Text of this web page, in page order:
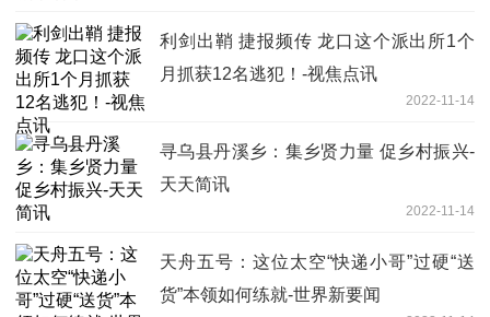
利剑出鞘 捷报频传 龙口这个派出所1个
月抓获12名逃犯！-视焦点讯
2022-11-14
寻乌县丹溪乡：集乡贤力量 促乡村振兴-
天天简讯
2022-11-14
天舟五号：这位太空“快递小哥”过硬“送
货”本领如何练就-世界新要闻